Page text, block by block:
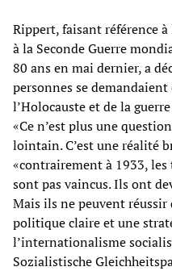
Rippert, faisant référence
à la Seconde Guerre
80 ans en mai dernier, a
personnes se
l’Holocauste et de la
«Ce n’est plus une
lointain. C’est une réalité
«contrairement à 1933,
sont pas vaincus. Ils ont
Mais ils ne peuvent
politique claire et une
l’internationalisme
Sozialistische